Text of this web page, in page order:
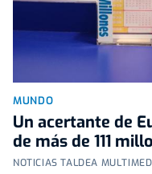
MUNDO
Un acertante de
de más de 111
NOTICIAS TALDEA